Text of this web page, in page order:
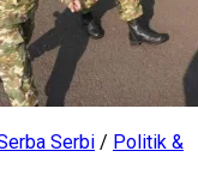
Serbi / Politik &